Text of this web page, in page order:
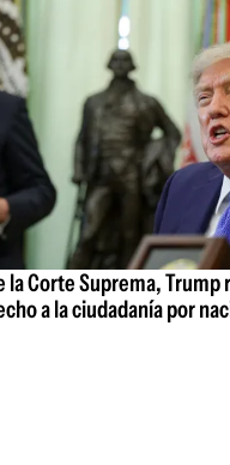
la Corte Suprema,
a la ciudadanía por